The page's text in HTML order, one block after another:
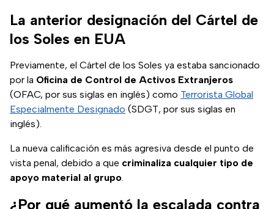
La anterior designación del Cártel de
los Soles en EUA
Previamente, el Cártel de los Soles ya estaba sancionado
por la Oficina de Control de Activos Extranjeros
(OFAC, por sus siglas en inglés) como Terrorista Global
Especialmente Designado (SDGT, por sus siglas en
inglés).
La nueva calificación es más agresiva desde el punto de
vista penal, debido a que criminaliza cualquier tipo de
apoyo material al grupo.
¿Por qué aumentó la escalada contra